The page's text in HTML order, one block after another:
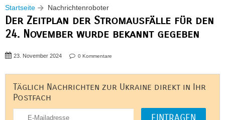
Startseite Nachrichtenroboter
Der Zeitplan der Stromausfälle für den
24. November wurde bekannt gegeben
23. November 2024 0 Kommentare
Täglich Nachrichten zur Ukraine direkt in Ihr
Postfach